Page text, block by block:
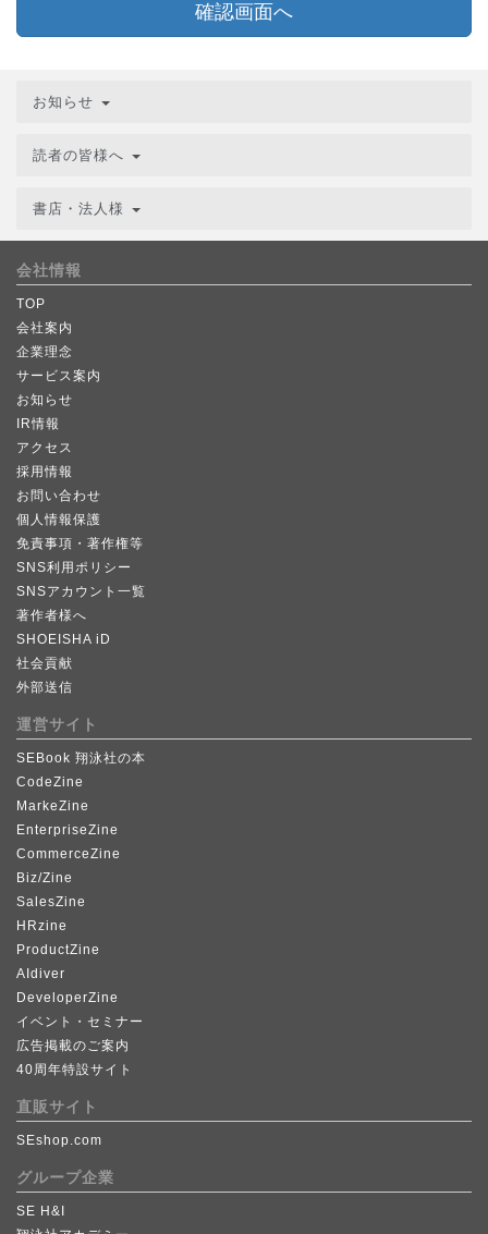
確認画面へ
お知らせ
読者の皆様へ
書店・法人様
会社情報
TOP
会社案内
企業理念
サービス案内
お知らせ
IR情報
アクセス
採用情報
お問い合わせ
個人情報保護
免責事項・著作権等
SNS利用ポリシー
SNSアカウント一覧
著作者様へ
SHOEISHA iD
社会貢献
外部送信
運営サイト
SEBook 翔泳社の本
CodeZine
MarkeZine
EnterpriseZine
CommerceZine
Biz/Zine
SalesZine
HRzine
ProductZine
AIdiver
DeveloperZine
イベント・セミナー
広告掲載のご案内
40周年特設サイト
直販サイト
SEshop.com
グループ企業
SE H&I